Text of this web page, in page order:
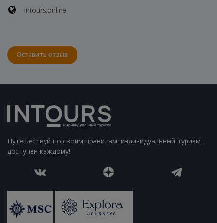
intours.online
Оставить отзыв
Путешествуй по своим правилам: индивидуальный туризм -
доступен каждому!